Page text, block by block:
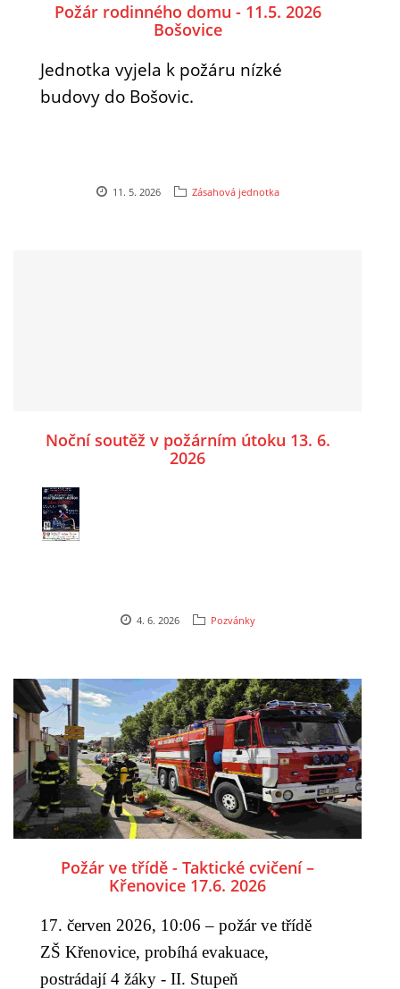
Požár rodinného domu - 11.5. 2026
Bošovice
Jednotka vyjela k požáru nízké
budovy do Bošovic.
11. 5. 2026 Zásahová jednotka
Noční soutěž v požárním útoku 13. 6.
2026
4. 6. 2026 Pozvánky
Požár ve třídě - Taktické cvičení –
Křenovice 17.6. 2026
17. červen 2026, 10:06 – požár ve třídě
ZŠ Křenovice, probíhá evakuace,
postrádají 4 žáky - II. Stupeň